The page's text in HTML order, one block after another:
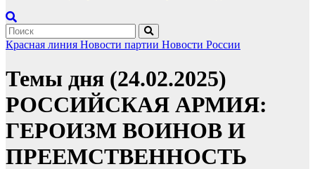
Красная линия Новости партии Новости России
Темы дня (24.02.2025)
РОССИЙСКАЯ АРМИЯ:
ГЕРОИЗМ ВОИНОВ И
ПРЕЕМСТВЕННОСТЬ